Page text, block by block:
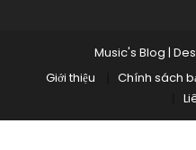
Music's Blog |
Giới thiệu
Chính sách